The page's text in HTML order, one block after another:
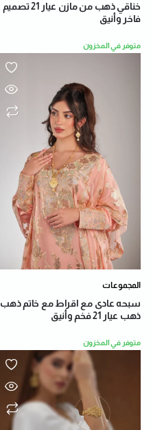
خناقي ذهب من مازن عيار 21 تصميم
فاخر وأنيق
متوفر في المخزون
المجموعات
سبحه عادى مع اقراط مع خاتم ذهب
ذهب عيار 21 فخم وأنيق
متوفر في المخزون